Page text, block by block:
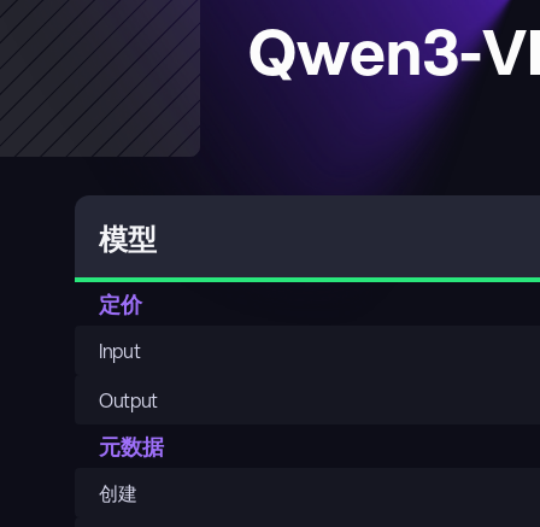
Qwen3-
模型
定价
Input
Output
元数据
创建